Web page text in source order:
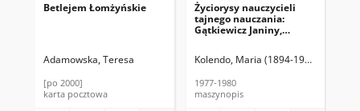
Betlejem Łomżyńskie
Adamowska, Teresa
[po 2000]
karta pocztowa
Życiorysy nauczycieli
tajnego nauczania:
Gątkiewicz Janiny,
Maksymilniana,
Wieczorek Romany, Anny
Hajmowicz. Autobiografia
Kolendo, Maria (1894-1980)
1977-1980
maszynopis